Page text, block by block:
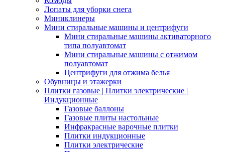
Лопаты для уборки снега
Миниклинеры
Мини стиральные машины и центрифуги
Мини стиральные машины активаторного
типа полуавтомат
Мини стиральные машины с отжимом
полуавтомат
Центрифуги для отжима белья
Обувницы и этажерки
Плитки газовые | Плитки электрические |
Индукционные
Газовые баллоны
Газовые плиты настольные
Инфракрасные варочные плитки
Плитки индукционные
Плитки электрические